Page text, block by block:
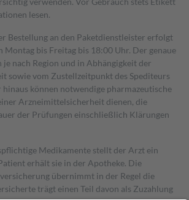
lesen.
Bestellung an den Paketdienstleister erfolgt
Montag bis Freitag bis 18:00 Uhr. Der genaue
nach Region und in Abhängigkeit der
sowie vom Zustellzeitpunkt des Spediteurs
können notwendige pharmazeutische
Arzneimittelsicherheit dienen, die
der Prüfungen einschließlich Klärungen
Medikamente stellt der Arzt ein
erhält sie in der Apotheke. Die
übernimmt in der Regel die
trägt einen Teil davon als Zuzahlung